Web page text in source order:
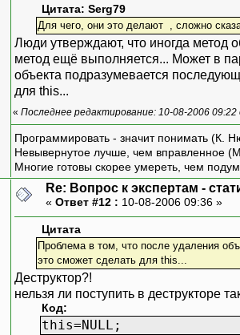
Цитата: Serg79
Для чего, они это делают , сложно
Люди утверждают, что иногда метод
метод ещё выполняется... Может в
объекта подразумевается
для this...
« Последнее редактирование: 10-08-2006
Программировать - значит понимать (К.
Невывернутое лучше, чем вправленное
Многие готовы скорее умереть, чем
Re: Вопрос к экспертам -
« Ответ #12 : 10-08-2006 09:36 »
Цитата
Проблема в том, что после удаления
это сможет сделать для this...
Деструктор?!
нельзя ли поступить в деструкторе
Код:
this=NULL;